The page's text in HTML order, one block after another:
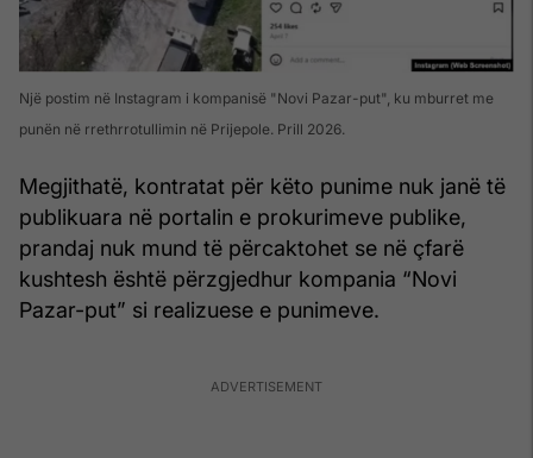
Një postim në Instagram i kompanisë "Novi Pazar-put", ku mburret me
punën në rrethrrotullimin në Prijepole. Prill 2026.
Megjithatë, kontratat për këto punime nuk janë të
publikuara në portalin e prokurimeve publike,
prandaj nuk mund të përcaktohet se në çfarë
kushtesh është përzgjedhur kompania “Novi
Pazar-put” si realizuese e punimeve.